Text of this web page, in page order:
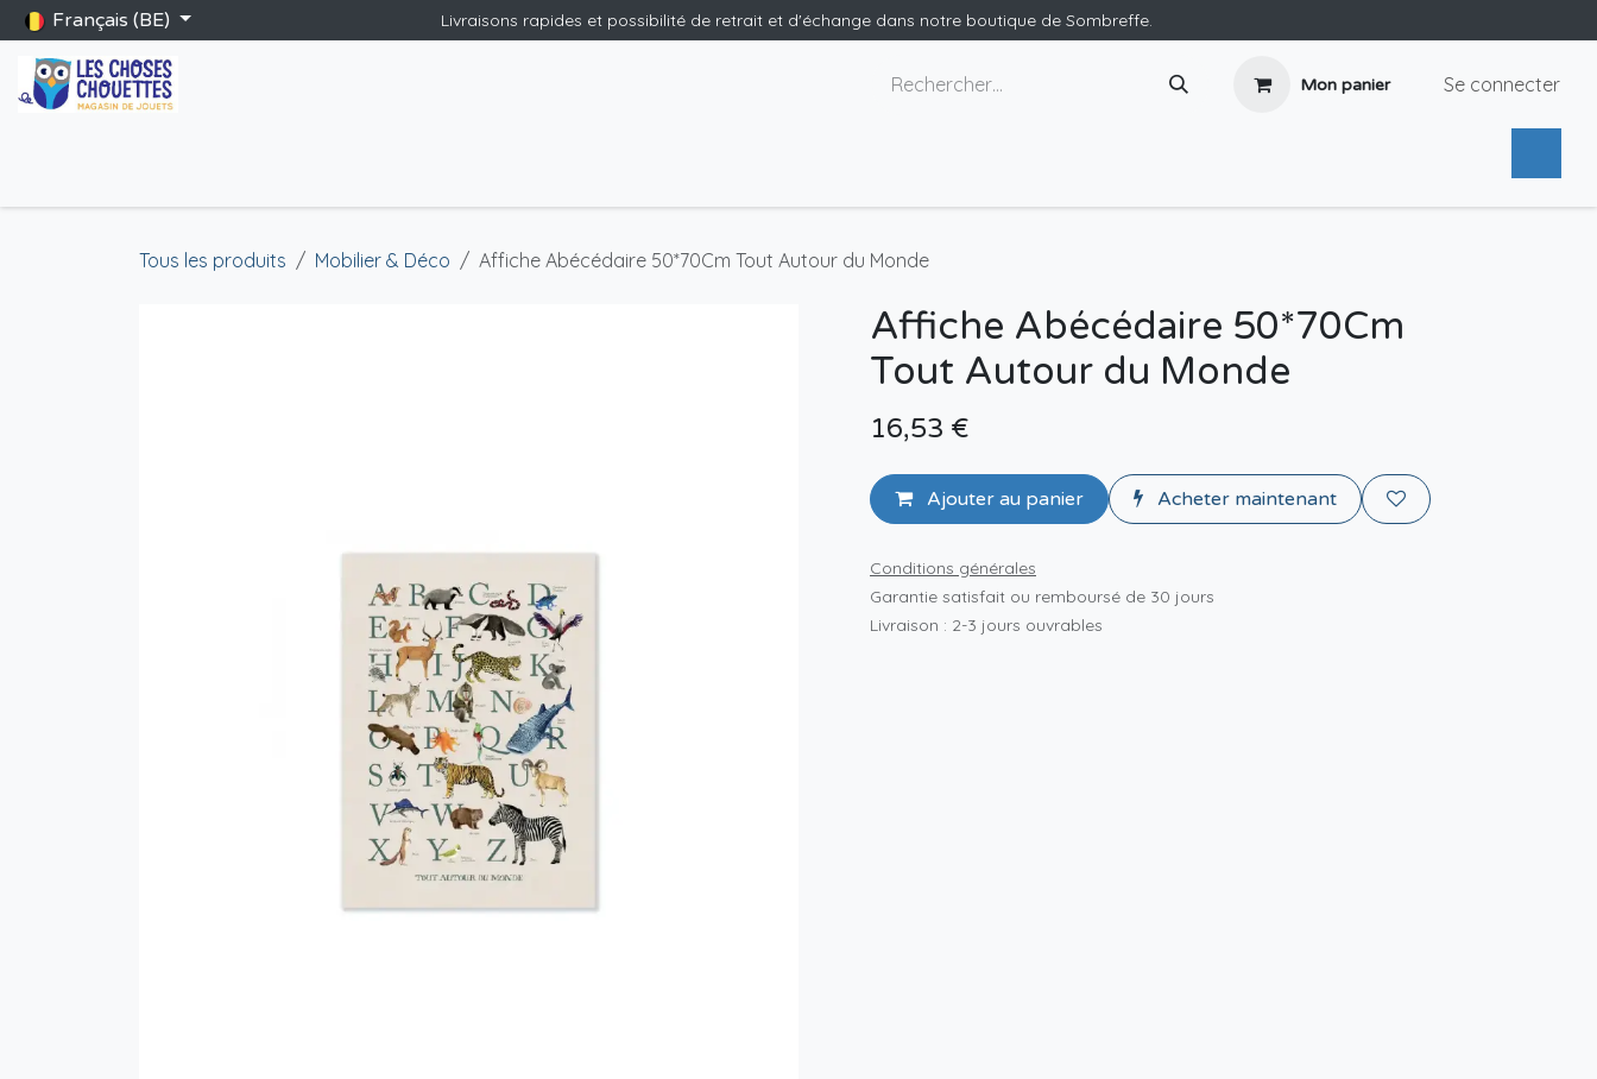
Se rendre au contenu
Français (BE) Livraisons rapides et possibilité de retrait et d'échange dans notre boutique de Sombreffe.
Mon panier Se connecter
Tous les produits Mobilier & Déco Affiche Abécédaire 50*70Cm Tout Autour du Monde
Affiche Abécédaire 50*70Cm
Tout Autour du Monde
16,53 €
Ajouter au panier Acheter maintenant
Conditions générales
Garantie satisfait ou remboursé de 30 jours
Livraison : 2-3 jours ouvrables